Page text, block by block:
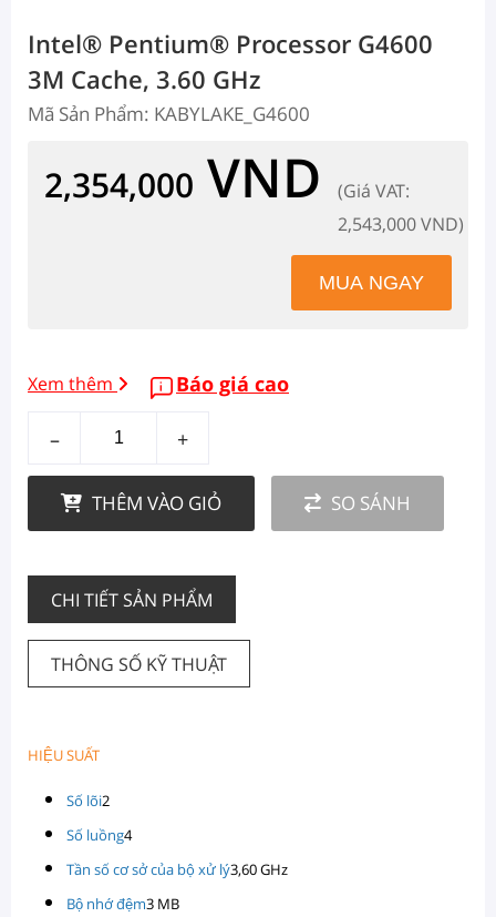
Intel® Pentium® Processor G4600
3M Cache, 3.60 GHz
Mã Sản Phẩm: KABYLAKE_G4600
2,354,000 VND
(Giá VAT:
2,543,000 VND)
Xem thêm Báo giá cao
– +
THÊM VÀO GIỎ SO SÁNH
CHI TIẾT SẢN PHẨM
THÔNG SỐ KỸ THUẬT
HIỆU SUẤT
Số lõi2
Số luồng4
Tần số cơ sở của bộ xử lý3,60 GHz
Bộ nhớ đệm3 MB